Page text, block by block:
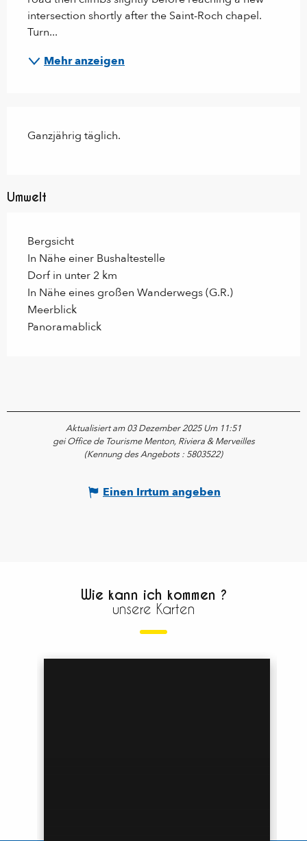
intersection shortly after the Saint-Roch chapel.
Turn...
Mehr anzeigen
Ganzjährig täglich.
Umwelt
Bergsicht
In Nähe einer Bushaltestelle
Dorf in unter 2 km
In Nähe eines großen Wanderwegs (G.R.)
Meerblick
Panoramablick
Aktualisiert am 03 Dezember 2025 Um 11:51
gei Office de Tourisme Menton, Riviera & Merveilles
(Kennung des Angebots : 5803522)
Einen Irrtum angeben
Wie kann ich kommen ?
unsere Karten